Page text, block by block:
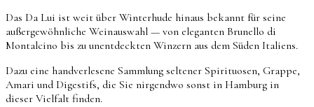
Das Da Lui ist weit über Winterhude hinaus bekannt für seine
außergewöhnliche Weinauswahl — von eleganten Brunello di
Montalcino bis zu unentdeckten Winzern aus dem Süden Italiens.
Dazu eine handverlesene Sammlung seltener Spirituosen, Grappe,
Amari und Digestifs, die Sie nirgendwo sonst in Hamburg in
dieser Vielfalt finden.